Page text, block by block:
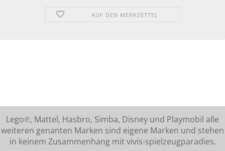
AUF DEN MERKZETTEL
Lego℗, Mattel, Hasbro, Simba, Disney und Playmobil alle
weiteren genanten Marken sind eigene Marken und stehen
in keinem Zusammenhang mit vivis-spielzeugparadies.